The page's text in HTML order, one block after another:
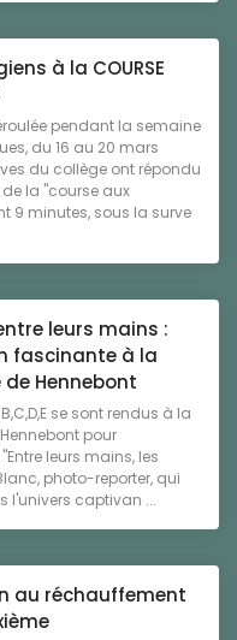
à la COURSE
pendant la semaine
du 16 au 20 mars
du collège ont répondu
la "course aux
9 minutes, sous la surve
leurs mains :
fascinante à la
Hennebont
se sont rendus à la
pour
leurs mains, les
photo-reporter, qui
l'univers captivan ...
au réchauffement